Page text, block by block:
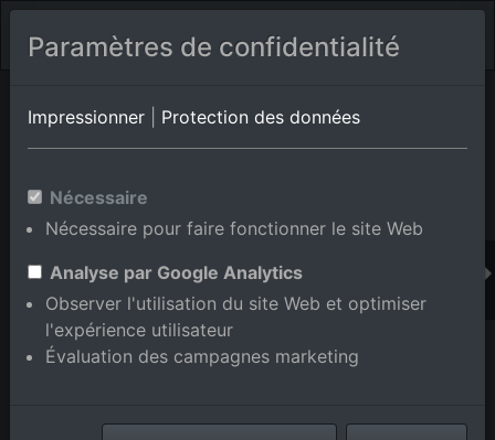
Album de lieux Eggenstein-Leopoldshafen/Leopoldshafen
Bade-Wurtemberg,Allemagne
Ajouter au panier int.
Paramètres de confidentialité
Impressionner Protection des données
Nécessaire
Nécessaire pour faire fonctionner le site Web
Analyse par Google Analytics
Observer l'utilisation du site Web et optimiser
l'expérience utilisateur
Évaluation des campagnes marketing